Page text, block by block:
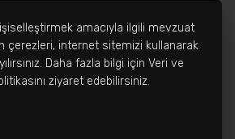
amacıyla ilgili mevzuat
çerezleri, internet sitemizi kullanarak
Daha fazla bilgi için Veri ve
ziyaret edebilirsiniz.